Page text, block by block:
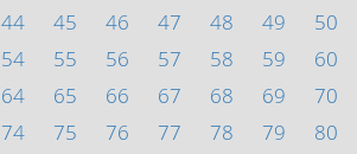
44 45 46 47 48 49
50
54 55 56 57 58 59
60
64 65 66 67 68 69
70
74 75 76 77 78 79
80